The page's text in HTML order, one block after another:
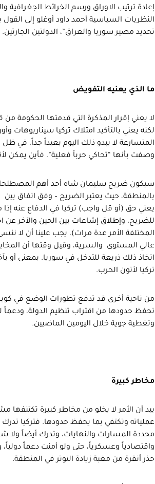
إعادة ترتيب الاوراق ورسم الخرائط
النظريات السياسية أحمد داود أوغلو إلى القول
تحديد مصير سوريا والعراق”، الدولتين الجارتين.
ما الذي يعنيه التفويض
لا يعني إقرار المذكرة التي قدمتها الحكومة
لكنه يعني بالتأكيد امتلاك تركيا سيناريوهات
المتسارعة لا يبدو ذلك اليوم بعيداً جداً، في
وصفت بأنها “تحاكي حرباً فعلية”. فأين يمكن
سيكون ضريح سليمان شاه أحد أهم
بالمنطقة، حيث يعتبر الضريح – وفق اتفاق بين
يعني حق (أو قل واجب) تركيا في الدفاع عنه
للضريح، وإطلاق إشاعات بين الحين والآخر عن
المختلفة الأمر عدة مرات)، يجب علينا أن لا
عالي المستوى والسرية، وقيل وقتها أن
اتخاذ ذلك ذريعة للتدخل في سوريا. بمعنى أو
تركيا لأتون الحرب.
من ناحية أخرى قد تدفع تطورات الوضع في
تحفظ حدودها من اقتراب تنظيم الدولة،
وتغطية جوية خلال اليومين الماضيين.
مخاطر كبيرة
بيد أن الأمر لا يخلو من مخاطر كبيرة تكتنفها
عملياته وتكتفي بما يحفظ حدودها. فتركيا
محددة المسارات والنهايات، وتدرك أيضاً ولا
واقتصادياً وعسكرياً، حتى ولو أمنت دعماً دولياً،
حذر أنقرة من مغبة زيادة التوتر في المنطقة.